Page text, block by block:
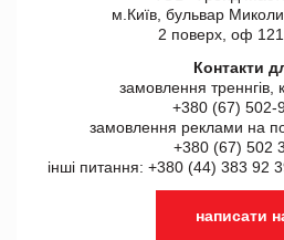
м.Київ, бульвар
2 поверх, оф
Контакти
замовлення треннгів,
+380 (67) 502-
замовлення реклами на
+380 (67) 502
інші питання: +380 (44) 383 92
написати